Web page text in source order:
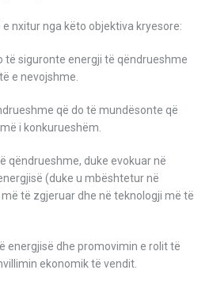
nxitur nga këto objektiva kryesore:
të siguronte energji të qëndrueshme
e nevojshme.
që do të mundësonte që
i konkurueshëm.
qëndrueshme, duke evokuar në
(duke u mbështetur në
të zgjeruar dhe në teknologji më të
energjisë dhe promovimin e rolit të
ekonomik të vendit.